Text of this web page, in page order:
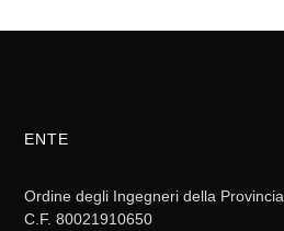
ENTE
Ordine degli Ingegneri della
C.F. 80021910650